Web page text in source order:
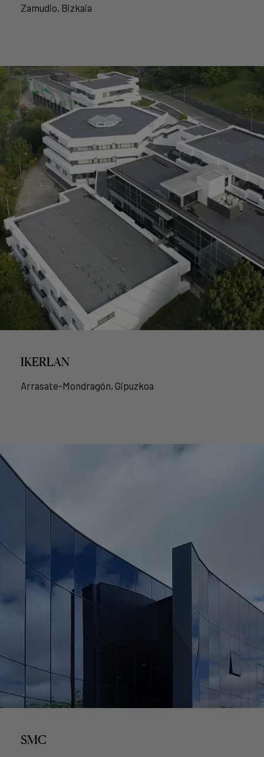
Zamudio, Bizkaia
IKERLAN
Arrasate-Mondragón, Gipuzkoa
SMC